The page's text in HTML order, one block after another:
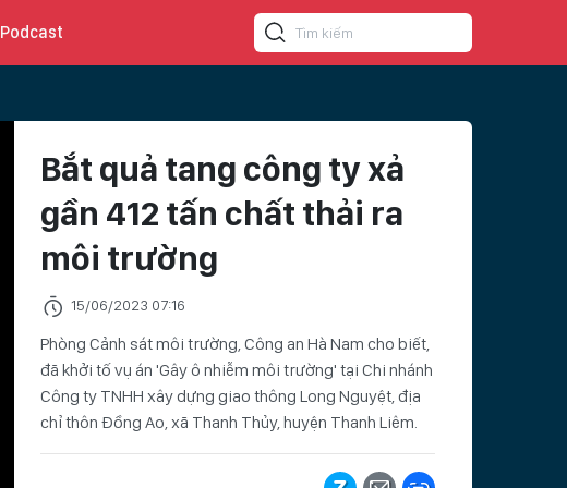
Podcast
Bắt quả tang công ty xả
gần 412 tấn chất thải ra
môi trường
15/06/2023 07:16
Phòng Cảnh sát môi trường, Công an Hà Nam cho biết,
đã khởi tố vụ án 'Gây ô nhiễm môi trường' tại Chi nhánh
Công ty TNHH xây dựng giao thông Long Nguyệt, địa
chỉ thôn Đồng Ao, xã Thanh Thủy, huyện Thanh Liêm.